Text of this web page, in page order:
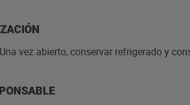
Una vez abierto, conservar refrigerado y